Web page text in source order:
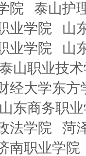
院
泰山护
业学院
山
业学院
山
山职业技
经大学东方
山东商务职
法学院
菏
南职业学院